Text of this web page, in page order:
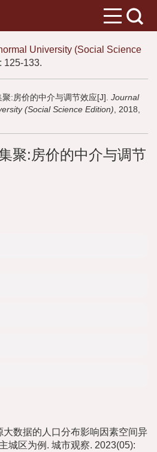
University (Social Science
: 125-133.
:房价的中介与调节效应[J]. Journal
(Social Science Edition) , 2018,
聚:房价的中介与调节
大数据的人口分布影响因素空间异
区为例. 城市观察. 2023(05):